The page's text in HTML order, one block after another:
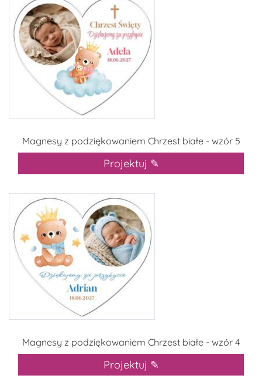
Magnesy z podziękowaniem Chrzest białe - wzór 5
Projektuj ✎
Magnesy z podziękowaniem Chrzest białe - wzór 4
Projektuj ✎